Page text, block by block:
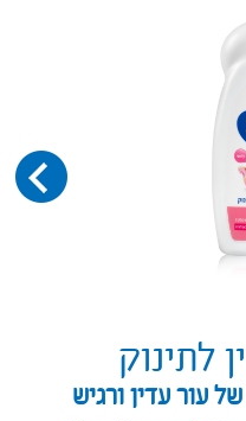
לתינוק
עור עדין ורגיש